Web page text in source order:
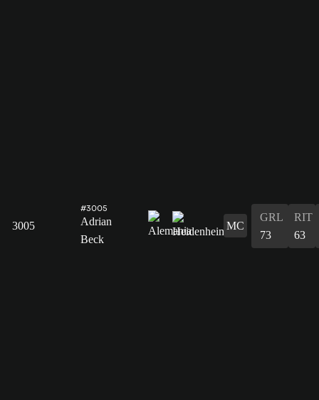
3005
#3005
Adrian
Beck
MC
GRL
73
RIT
63